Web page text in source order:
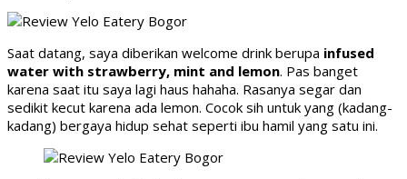
Saat datang, saya diberikan welcome drink berupa infused
water with strawberry, mint and lemon. Pas banget
karena saat itu saya lagi haus hahaha. Rasanya segar dan
sedikit kecut karena ada lemon. Cocok sih untuk yang (kadang-
kadang) bergaya hidup sehat seperti ibu hamil yang satu ini.